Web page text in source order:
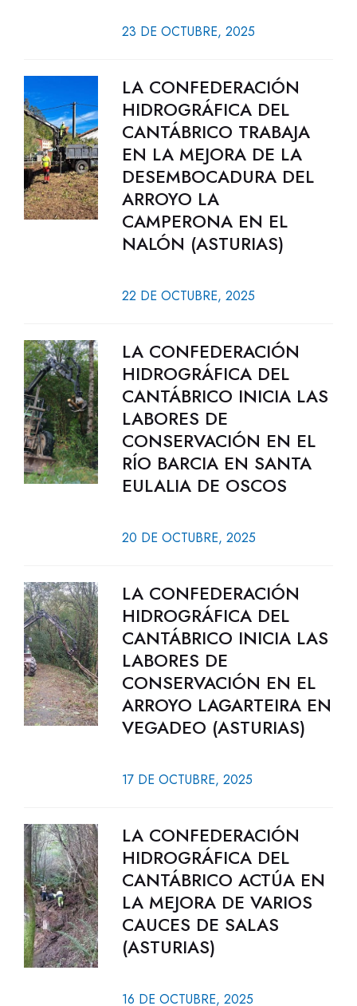
23 DE OCTUBRE, 2025
LA CONFEDERACIÓN
HIDROGRÁFICA DEL
CANTÁBRICO TRABAJA
EN LA MEJORA DE LA
DESEMBOCADURA DEL
ARROYO LA
CAMPERONA EN EL
NALÓN (ASTURIAS)
22 DE OCTUBRE, 2025
LA CONFEDERACIÓN
HIDROGRÁFICA DEL
CANTÁBRICO INICIA LAS
LABORES DE
CONSERVACIÓN EN EL
RÍO BARCIA EN SANTA
EULALIA DE OSCOS
20 DE OCTUBRE, 2025
LA CONFEDERACIÓN
HIDROGRÁFICA DEL
CANTÁBRICO INICIA LAS
LABORES DE
CONSERVACIÓN EN EL
ARROYO LAGARTEIRA EN
VEGADEO (ASTURIAS)
17 DE OCTUBRE, 2025
LA CONFEDERACIÓN
HIDROGRÁFICA DEL
CANTÁBRICO ACTÚA EN
LA MEJORA DE VARIOS
CAUCES DE SALAS
(ASTURIAS)
16 DE OCTUBRE, 2025